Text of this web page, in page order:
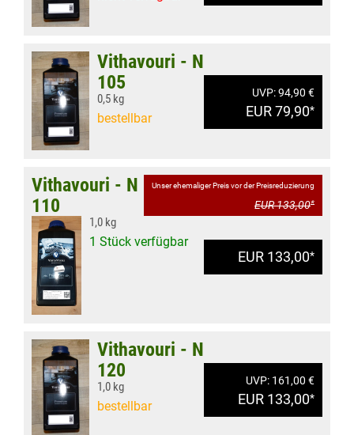
UVP: 94,90 €
EUR 79,90*
Vithavouri - N
105
0,5 kg
bestellbar
Unser ehemaliger Preis vor der Preisreduzierung
EUR 133,00*
EUR 133,00*
Vithavouri - N
110
1,0 kg
1 Stück verfügbar
UVP: 161,00 €
EUR 133,00*
Vithavouri - N
120
1,0 kg
bestellbar